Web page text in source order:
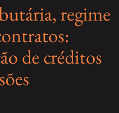
regime
de créditos